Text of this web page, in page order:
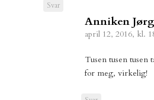
Svar
Anniken
april 12, 2016, kl.
Tusen tusen tusen
for meg, virkelig!